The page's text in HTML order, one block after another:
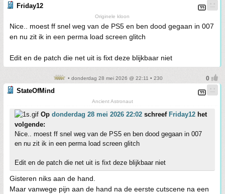
Friday12
Originele kloon
Nice.. moest ff snel weg van de PS5 en ben dood gegaan in 007
en nu zit ik in een perma load screen glitch
Edit en de patch die net uit is fixt deze blijkbaar niet
• donderdag 28 mei 2026 @ 22:11 • 230
StateOfMind
Ancient Astronaut
Op donderdag 28 mei 2026 22:02 schreef Friday12 het
volgende:
Nice.. moest ff snel weg van de PS5 en ben dood gegaan in 007
en nu zit ik in een perma load screen glitch
Edit en de patch die net uit is fixt deze blijkbaar niet
Gisteren niks aan de hand.
Maar vanwege pijn aan de hand na de eerste cutscene na een